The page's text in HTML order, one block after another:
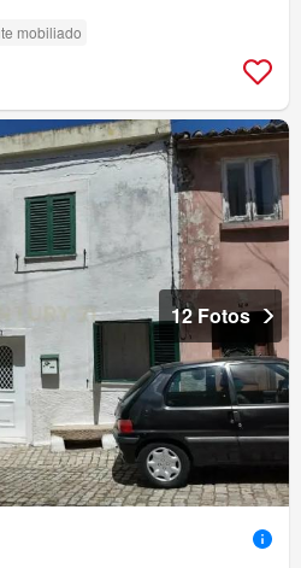
mobiliado
12 Fotos